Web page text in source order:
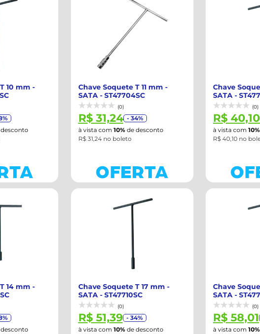
10 mm -
Chave Soquete T 11 mm -
SATA - ST47704SC
(0)
R$ 31,24 - 34%
à vista com 10%de desconto
R$ 31,24 no boleto
Chave
SATA -
(0)
R$ 40,10
à vista com 10%
R$ 40,10 no
14 mm -
Chave Soquete T 17 mm -
SATA - ST47710SC
(0)
R$ 51,39 - 34%
à vista com 10%de desconto
Chave
SATA -
(0)
R$ 58,01
à vista com 10%